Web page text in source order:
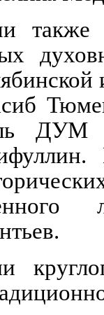
также
ДУМ